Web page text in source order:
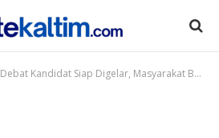
Debat Kandidat Siap Digelar, Masyarakat Bisa Menonton Untuk Menilai